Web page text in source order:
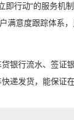
即行动“的服务机
满意度跟踪体系
银行流水、签证
递发货，能保证